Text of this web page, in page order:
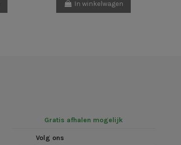
In winkelwagen
Gratis afhalen mogelijk
Volg ons